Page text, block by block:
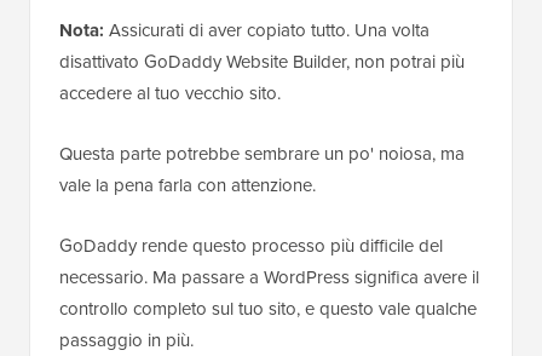
Nota: Assicurati di aver copiato tutto. Una volta
disattivato GoDaddy Website Builder, non potrai più
accedere al tuo vecchio sito.
Questa parte potrebbe sembrare un po' noiosa, ma
vale la pena farla con attenzione.
GoDaddy rende questo processo più difficile del
necessario. Ma passare a WordPress significa avere il
controllo completo sul tuo sito, e questo vale qualche
passaggio in più.